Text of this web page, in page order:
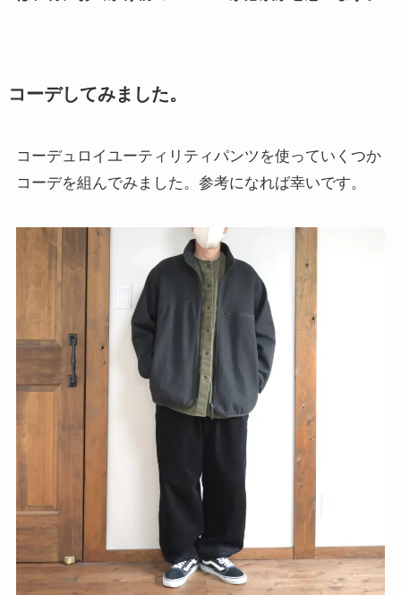
コーデしてみました。
コーデュロイユーティリティパンツを使っていくつか
コーデを組んでみました。参考になれば幸いです。